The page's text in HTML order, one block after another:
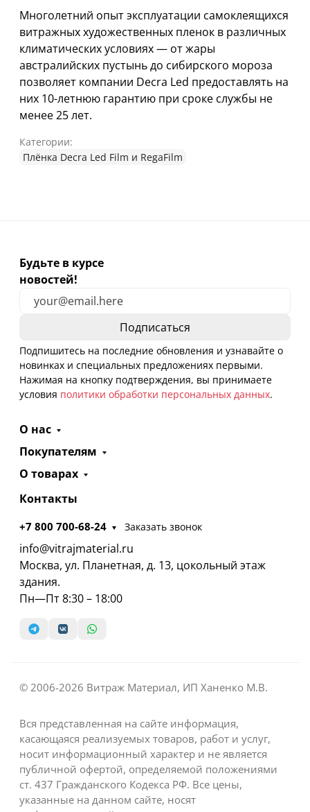
Многолетний опыт эксплуатации самоклеящихся
витражных художественных пленок в различных
климатических условиях — от жары
австралийских пустынь до сибирского мороза
позволяет компании Decra Led предоставлять на
них 10-летнюю гарантию при сроке службы не
менее 25 лет.
Категории:
Плёнка Decra Led Film и RegaFilm
Будьте в курсе
новостей!
Подпишитесь на последние обновления и узнавайте о
новинках и специальных предложениях первыми.
Нажимая на кнопку подтверждения, вы принимаете
условия политики обработки персональных данных.
О нас
Покупателям
О товарах
Контакты
+7 800 700-68-24 Заказать звонок
info@vitrajmaterial.ru
Москва, ул. Планетная, д. 13, цокольный этаж
здания.
Пн—Пт 8:30 – 18:00
© 2006-2026 Витраж Материал, ИП Ханенко М.В.
Вся представленная на сайте информация,
касающаяся реализуемых товаров, работ и услуг,
носит информационный характер и не является
публичной офертой, определяемой положениями
ст. 437 Гражданского Кодекса РФ. Все цены,
указанные на данном сайте, носят